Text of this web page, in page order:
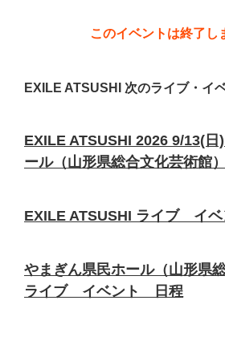
このイベントは終了し
EXILE ATSUSHI 次のライブ・イ
EXILE ATSUSHI 2026 9/13(日
ール（山形県総合文化芸術館）
EXILE ATSUSHI ライブ イ
やまぎん県民ホール（山形県
ライブ イベント 日程